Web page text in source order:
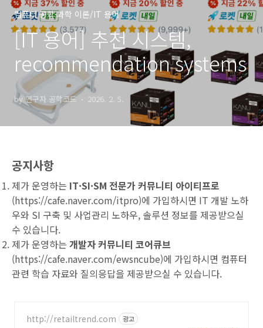
컴퓨터 공학·과학 이론/IT 용어
[IT 용어] 추천 시스템,
recommendation systems
by 연구자 공학코드 2026. 2. 5.
공지사항
제가 운영하는 IT·SI·SM 전문가 커뮤니티 아이티프로
(https://cafe.naver.com/itpro)에 가입하시면 IT 개발 노하
우와 SI 구축 및 사업관리 노하우, 솔루션 정보를 제공받으실
수 있습니다.
제가 운영하는 개발자 커뮤니티 코어큐브
(https://cafe.naver.com/ewsncube)에 가입하시면 컴퓨터
관련 학습 자료와 질의응답을 제공받으실 수 있습니다.
http://retailtrend.com 광고